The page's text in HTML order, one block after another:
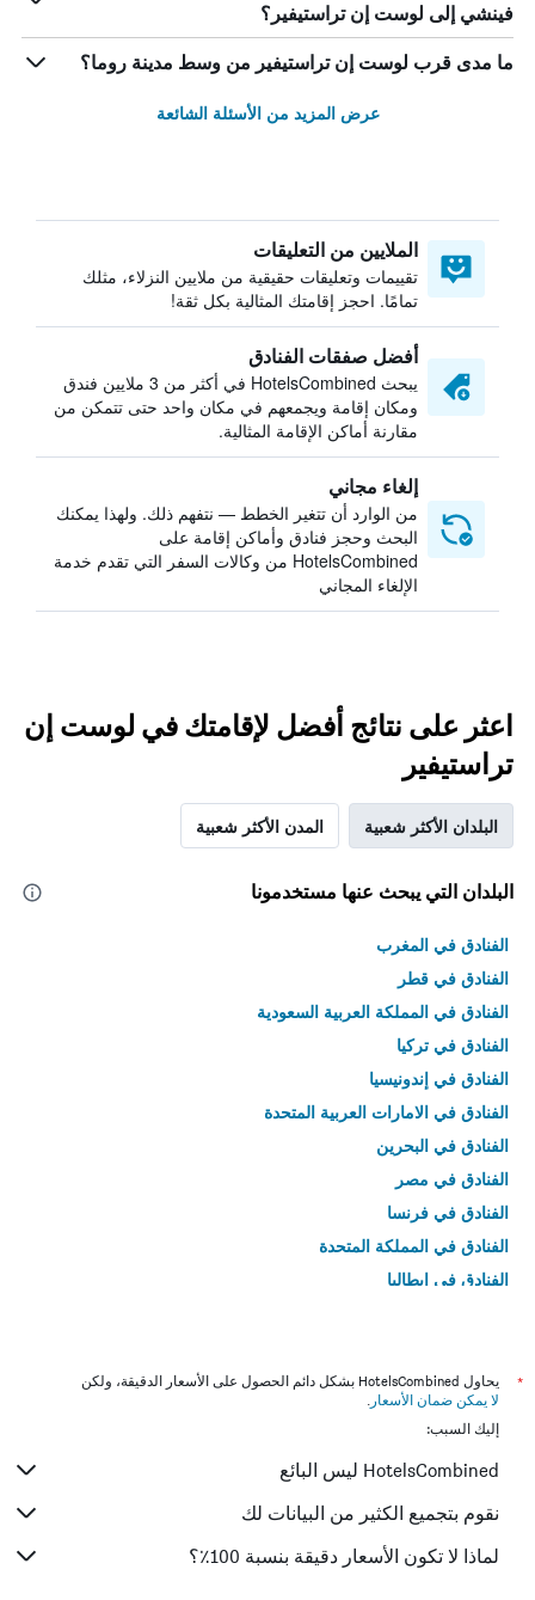
فينشي إلى لوست إن تراستيفير؟
ما مدى قرب لوست إن تراستيفير من وسط مدينة روما؟
عرض المزيد من الأسئلة الشائعة
الملايين من التعليقات
تقييمات وتعليقات حقيقية من ملايين النزلاء، مثلك
تمامًا. احجز إقامتك المثالية بكل ثقة!
أفضل صفقات الفنادق
يبحث HotelsCombined في أكثر من 3 ملايين فندق
ومكان إقامة ويجمعهم في مكان واحد حتى تتمكن من
مقارنة أماكن الإقامة المثالية.
إلغاء مجاني
من الوارد أن تتغير الخطط — نتفهم ذلك. ولهذا يمكنك
البحث وحجز فنادق وأماكن إقامة على
HotelsCombined من وكالات السفر التي تقدم خدمة
الإلغاء المجاني
اعثر على نتائج أفضل لإقامتك في لوست إن
تراستيفير
البلدان الأكثر شعبية المدن الأكثر شعبية
البلدان التي يبحث عنها مستخدمونا
الفنادق في المغرب
الفنادق في قطر
الفنادق في المملكة العربية السعودية
الفنادق في تركيا
الفنادق في إندونيسيا
الفنادق في الامارات العربية المتحدة
الفنادق في البحرين
الفنادق في مصر
الفنادق في فرنسا
الفنادق في المملكة المتحدة
الفنادق في إيطاليا
*
يحاول HotelsCombined بشكل دائم الحصول على الأسعار الدقيقة، ولكن
لا يمكن ضمان الأسعار .
إليك السبب:
HotelsCombined ليس البائع
نقوم بتجميع الكثير من البيانات لك
لماذا لا تكون الأسعار دقيقة بنسبة 100٪؟